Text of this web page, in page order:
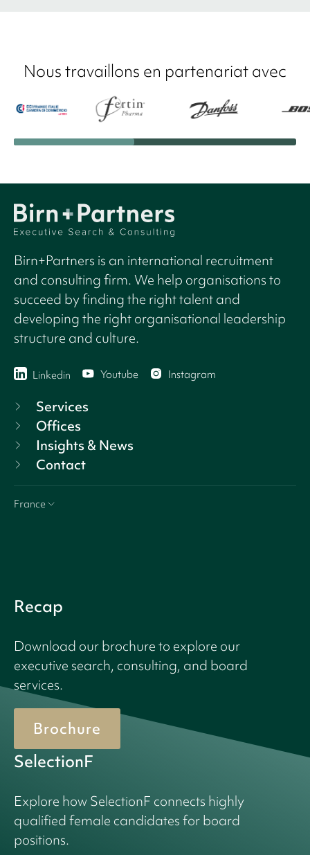
Nous travaillons en partenariat avec
Birn+Partners is an international recruitment
and consulting firm. We help organisations to
succeed by finding the right talent and
developing the right organisational leadership
structure and culture.
Linkedin Youtube Instagram
Services
Offices
Insights & News
Contact
France
Recap
Download our brochure to explore our
executive search, consulting, and board
services.
Brochure
SelectionF
Explore how SelectionF connects highly
qualified female candidates for board
positions.